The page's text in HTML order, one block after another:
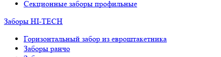
Секционные заборы профильные
Заборы HI-TECH
Горизонтальный забор из евроштакетника
Заборы ранчо